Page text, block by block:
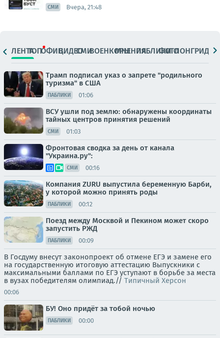
СМИ Вчера, 21:48
ЛЕНТАТОПОФИЦ.ВИДЕОСМИВОЕНКОРЫМНЕНИЯПАБЛИКИ
ФОТОЛОНГРИДЫ
Трамп подписал указ о запрете "родильного
туризма" в США
ПАБЛИКИ 01:06
ВСУ ушли под землю: обнаружены координаты
тайных центров принятия решений
СМИ 01:03
Фронтовая сводка за день от канала
"Украина.ру":
СМИ 00:16
Компания ZURU выпустила беременную Барби,
у которой можно принять роды
ПАБЛИКИ 00:12
Поезд между Москвой и Пекином может скоро
запустить РЖД
ПАБЛИКИ 00:09
В Госдуму внесут законопроект об отмене ЕГЭ и замене его
на государственную итоговую аттестацию Выпускники с
максимальными баллами по ЕГЭ уступают в борьбе за места
в вузах победителям олимпиад.// Типичный Херсон
00:06
БУ! Оно придёт за тобой ночью
ПАБЛИКИ 00:00